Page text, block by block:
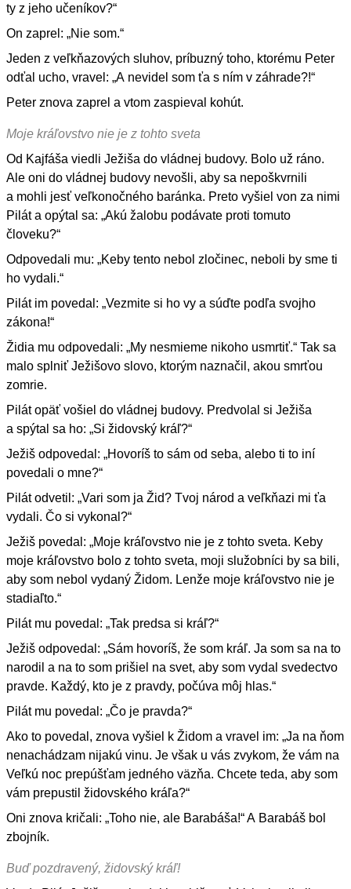
ty z jeho učeníkov?“
On zaprel: „Nie som.“
Jeden z veľkňazových sluhov, príbuzný toho, ktorému Peter
odťal ucho, vravel: „A nevidel som ťa s ním v záhrade?!“
Peter znova zaprel a vtom zaspieval kohút.
Moje kráľovstvo nie je z tohto sveta
Od Kajfáša viedli Ježiša do vládnej budovy. Bolo už ráno.
Ale oni do vládnej budovy nevošli, aby sa nepoškvrnili
a mohli jesť veľkonočného baránka. Preto vyšiel von za nimi
Pilát a opýtal sa: „Akú žalobu podávate proti tomuto
človeku?“
Odpovedali mu: „Keby tento nebol zločinec, neboli by sme ti
ho vydali.“
Pilát im povedal: „Vezmite si ho vy a súďte podľa svojho
zákona!“
Židia mu odpovedali: „My nesmieme nikoho usmrtiť.“ Tak sa
malo splniť Ježišovo slovo, ktorým naznačil, akou smrťou
zomrie.
Pilát opäť vošiel do vládnej budovy. Predvolal si Ježiša
a spýtal sa ho: „Si židovský kráľ?“
Ježiš odpovedal: „Hovoríš to sám od seba, alebo ti to iní
povedali o mne?“
Pilát odvetil: „Vari som ja Žid? Tvoj národ a veľkňazi mi ťa
vydali. Čo si vykonal?“
Ježiš povedal: „Moje kráľovstvo nie je z tohto sveta. Keby
moje kráľovstvo bolo z tohto sveta, moji služobníci by sa bili,
aby som nebol vydaný Židom. Lenže moje kráľovstvo nie je
stadiaľto.“
Pilát mu povedal: „Tak predsa si kráľ?“
Ježiš odpovedal: „Sám hovoríš, že som kráľ. Ja som sa na to
narodil a na to som prišiel na svet, aby som vydal svedectvo
pravde. Každý, kto je z pravdy, počúva môj hlas.“
Pilát mu povedal: „Čo je pravda?“
Ako to povedal, znova vyšiel k Židom a vravel im: „Ja na ňom
nenachádzam nijakú vinu. Je však u vás zvykom, že vám na
Veľkú noc prepúšťam jedného väzňa. Chcete teda, aby som
vám prepustil židovského kráľa?“
Oni znova kričali: „Toho nie, ale Barabáša!“ A Barabáš bol
zbojník.
Buď pozdravený, židovský kráľ!